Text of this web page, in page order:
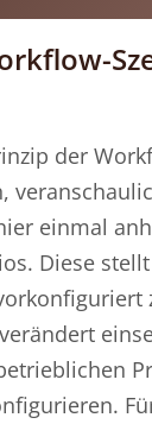
der
einmal
Diese